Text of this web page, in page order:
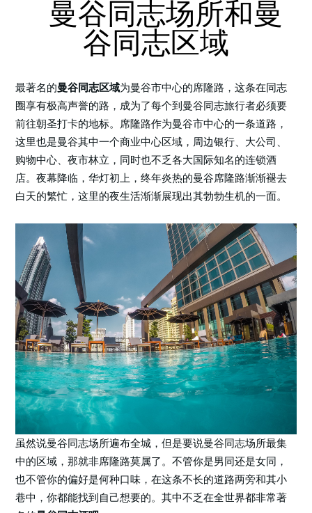
曼谷同志场所和曼
谷同志区域
最著名的曼谷同志区域为曼谷市中心的席隆路，这条在同志
圈享有极高声誉的路，成为了每个到曼谷同志旅行者必须要
前往朝圣打卡的地标。席隆路作为曼谷市中心的一条道路，
这里也是曼谷其中一个商业中心区域，周边银行、大公司、
购物中心、夜市林立，同时也不乏各大国际知名的连锁酒
店。夜幕降临，华灯初上，终年炎热的曼谷席隆路渐渐褪去
白天的繁忙，这里的夜生活渐渐展现出其勃勃生机的一面。
虽然说曼谷同志场所遍布全城，但是要说曼谷同志场所最集
中的区域，那就非席隆路莫属了。不管你是男同还是女同，
也不管你的偏好是何种口味，在这条不长的道路两旁和其小
巷中，你都能找到自己想要的。其中不乏在全世界都非常著